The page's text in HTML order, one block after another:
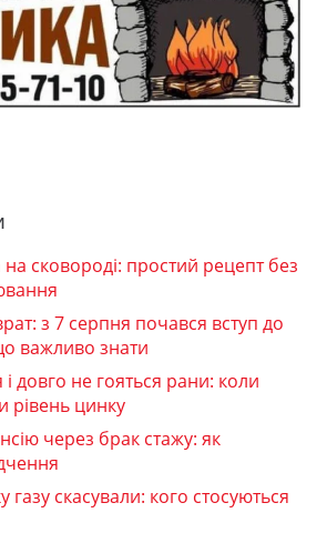
сковороді: простий рецепт без
з 7 серпня почався вступ до
важливо знати
довго не гояться рани: коли
рівень цинку
через брак стажу: як
газу скасували: кого стосуються